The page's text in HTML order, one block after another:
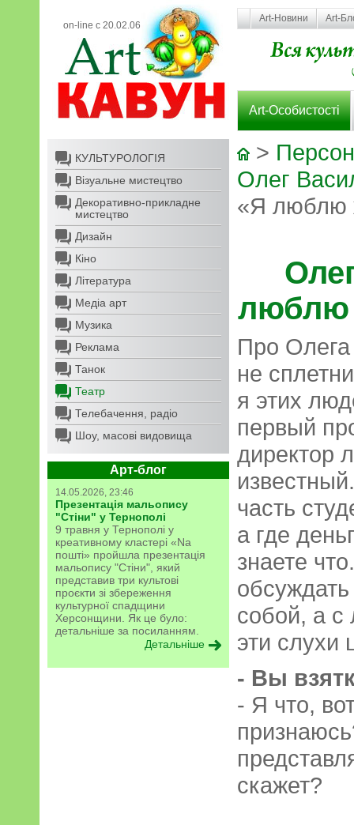
on-line с 20.02.06
Art-Новини Art-
Art-Особистості
КУЛЬТУРОЛОГІЯ
Візуальне мистецтво
Декоративно-прикладне
мистецтво
Дизайн
Кіно
Література
Медіа арт
Музика
Реклама
Танок
Театр
Телебачення, радіо
Шоу, масові видовища
Арт-блог
14.05.2026, 23:46
Презентація мальопису
"Стіни" у Тернополі
9 травня у Тернополі у
креативному кластері «Na
пошті» пройшла презентація
мальопису "Стіни", який
представив три культові
проєкти зі збереження
культурної спадщини
Херсонщини. Як це було:
детальніше за посиланням.
Детальніше
>
Олег
«Я люблю
люблю
Про
не
я этих
первый
директор
часть
а где
знаете
собой, а с
эти слухи
- Вы
- Я что,
скажет?